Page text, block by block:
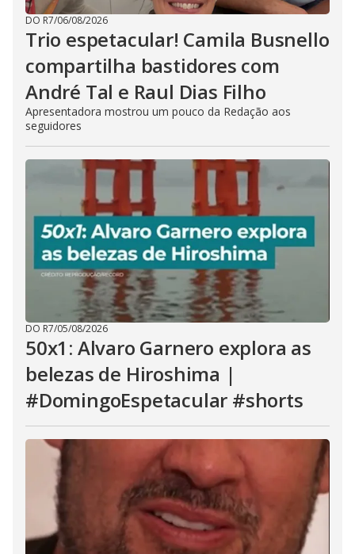
DO R7/06/08/2026
Trio espetacular! Camila Busnello
compartilha bastidores com
André Tal e Raul Dias Filho
Apresentadora mostrou um pouco da Redação aos
seguidores
DO R7/05/08/2026
50x1: Alvaro Garnero explora as
belezas de Hiroshima |
#DomingoEspetacular #shorts